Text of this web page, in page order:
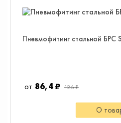
Пневмофитинг стальной БРС
86,4 ₽ 126 ₽
О